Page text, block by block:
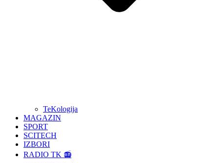
TeKologija
MAGAZIN
SPORT
SCITECH
IZBORI
RADIO TK 📻